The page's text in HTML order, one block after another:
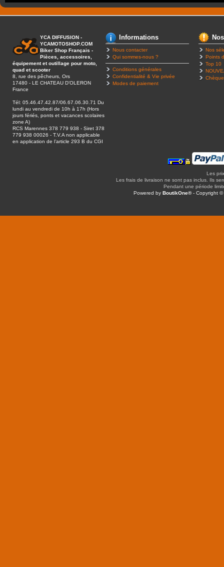
YCA DIFFUSION -
YCAMOTOSHOP.COM
Biker Shop Français -
Pièces, accessoires,
équipement et outillage pour moto,
quad et scooter
8, rue des pêcheurs, Ors
17480 - LE CHATEAU D’OLERON
France
Tél: 05.46.47.42.87/06.67.06.30.71 Du
lundi au vendredi de 10h à 17h (Hors
jours fériés, ponts et vacances scolaires
zone A)
RCS Marennes 378 779 938 - Siret 378
779 938 00026 - T.V.A non applicable
en application de l’article 293 B du CGI
Informations
Nous contacter
Qui sommes-nous ?
Conditions générales
Confidentialité & Vie privée
Modes de paiement
Nos
Points
Top 10
Les
Les frais de livraison ne sont pas inclus. Ils
Pendant une période
Powered byBoutikOne®- Copyright ©